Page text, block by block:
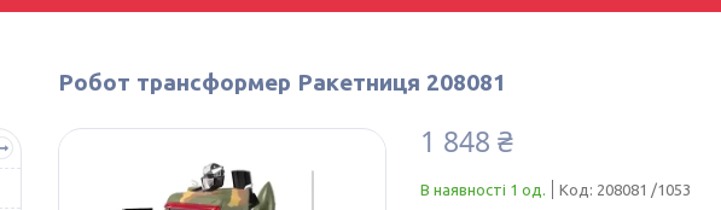
Робот трансформер Ракетниця 208081
1 848 ₴
В наявності 1 од. Код: 208081 /1053